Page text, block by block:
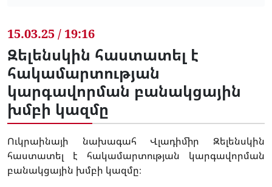
15.03.25 / 19:16
Զելենսկին հաստատել է
հակամարտության
կարգավորման բանակցային
խմբի կազմը
Ուկրաինայի նախագահ Վլադիմիր Զելենսկին
հաստատել է հակամարտության կարգավորման
բանակցային խմբի կազմը։